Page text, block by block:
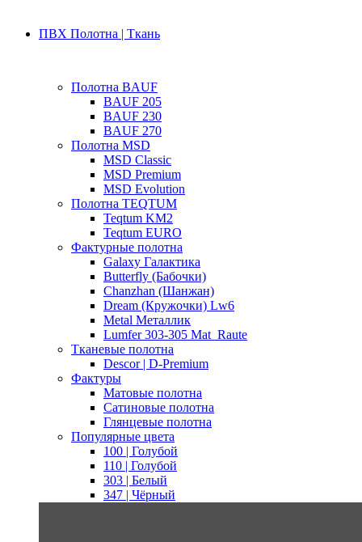
ПВХ Полотна | Ткань
Полотна BAUF
BAUF 205
BAUF 230
BAUF 270
Полотна MSD
MSD Classic
MSD Premium
MSD Evolution
Полотна TEQTUM
Teqtum KM2
Teqtum EURO
Фактурные полотна
Galaxy Галактика
Butterfly (Бабочки)
Chanzhan (Шанжан)
Dream (Кружочки) Lw6
Metal Металлик
Lumfer 303-305 Mat_Raute
Тканевые полотна
Descor | D-Premium
Фактуры
Матовые полотна
Сатиновые полотна
Глянцевые полотна
Популярные цвета
100 | Голубой
110 | Голубой
303 | Белый
347 | Чёрный